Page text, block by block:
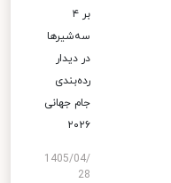
بر ۴
سه‌شیرها
در دیدار
رده‌بندی
جام جهانی
۲۰۲۶
1405/04/
28